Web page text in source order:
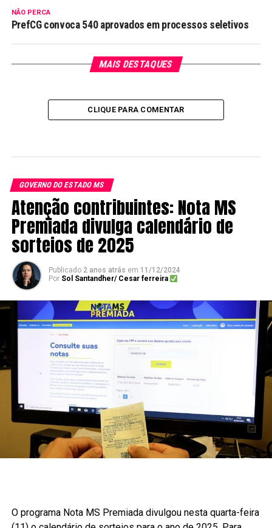
NÃO PERCA
PrefCG convoca 540 aprovados em processos seletivos
MAIS DESTAQUES
CLIQUE PARA COMENTAR
GOVERNO DO ESTADO MS
Atenção contribuintes: Nota MS
Premiada divulga calendário de
sorteios de 2025
Publicado 2 anos atrás em 11/12/2024
Por Sol Santandher/ Cesar ferreira
O programa Nota MS Premiada divulgou nesta quarta-feira